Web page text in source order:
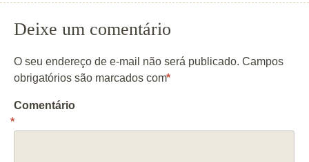
Deixe um comentário
O seu endereço de e-mail não será publicado. Campos
obrigatórios são marcados com*
Comentário
*